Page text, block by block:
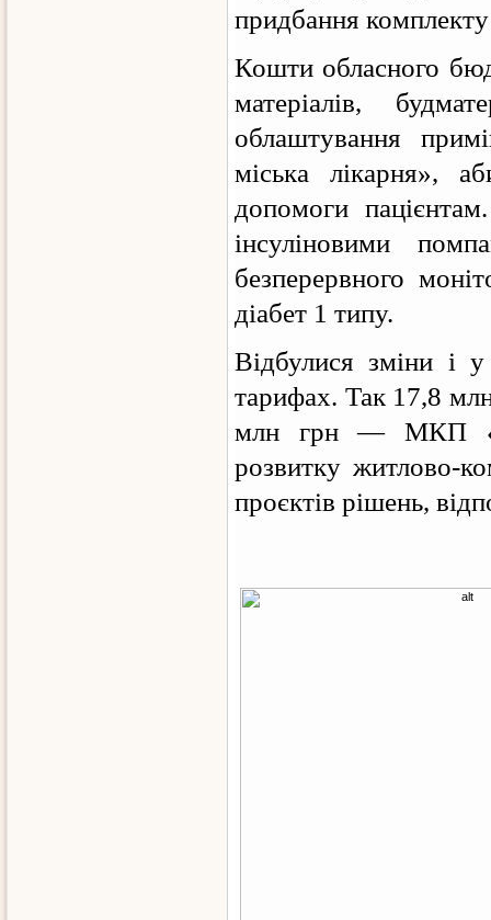
придбання комплекту
Кошти обласного
матеріалів,
облаштування
міська лікарня»,
допомоги
інсуліновими
безперервного
діабет 1 типу.
Відбулися зміни і
тарифах. Так 17,8
млн грн — МКП
розвитку житлово-
проєктів рішень,